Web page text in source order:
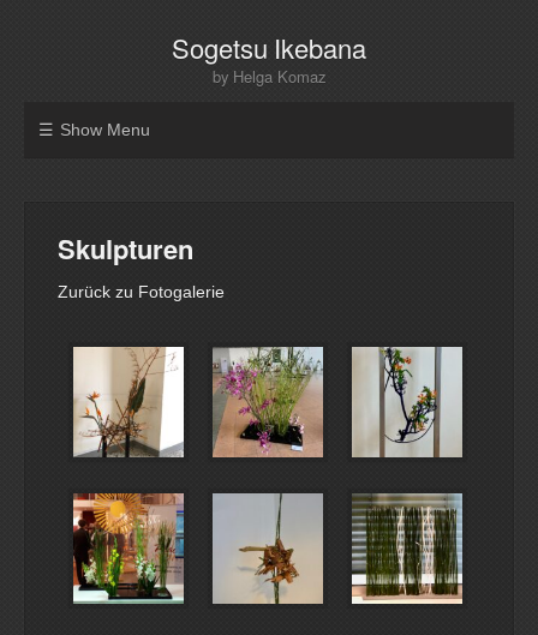
Sogetsu Ikebana
by Helga Komaz
Show Menu
Skulpturen
Zurück zu Fotogalerie